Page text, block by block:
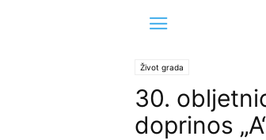
Život grada
30.
doprinos